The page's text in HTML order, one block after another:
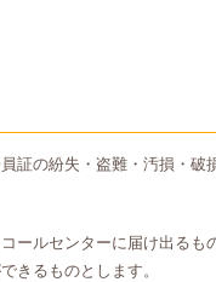
証の紛失・盗難・汚損・破
ールセンターに届け出るも
きるものとします。